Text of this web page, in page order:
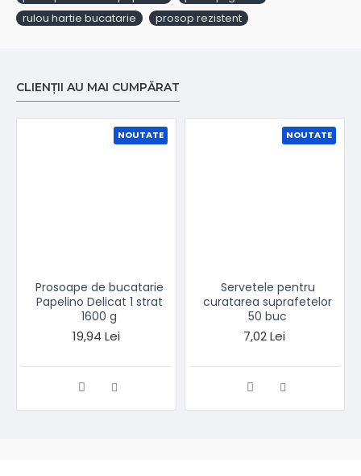
rulou hartie bucatarie
prosop rezistent
CLIENȚII AU MAI CUMPĂRAT
NOUTATE
Prosoape de bucatarie
Papelino Delicat 1 strat
1600 g
19,94 Lei
NOUTATE
Servetele pentru
curatarea suprafetelor
50 buc
7,02 Lei